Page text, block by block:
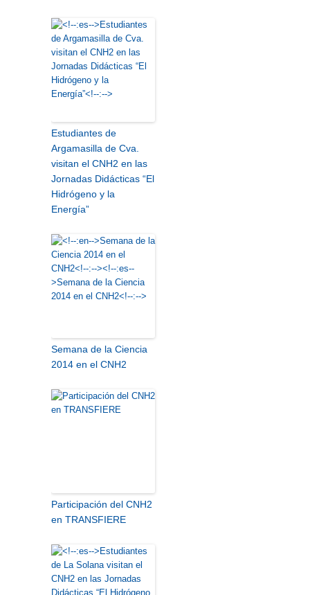
Estudiantes de
Argamasilla de Cva.
visitan el CNH2 en las
Jornadas Didácticas “El
Hidrógeno y la
Energía”
Semana de la Ciencia
2014 en el CNH2
Participación del CNH2
en TRANSFIERE